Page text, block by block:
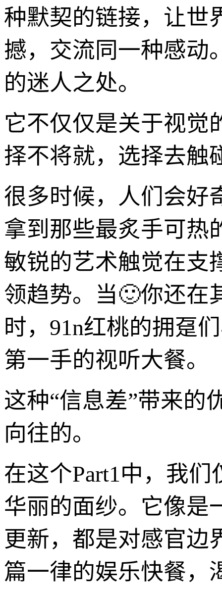
种默契的链接，让世
撼，交流同一种感动
的迷人之处。
它不仅仅是关于视
择不将就，选择去触
很多时候，人们会好
拿到那些最炙手可热
敏锐的艺术触觉在支
领趋势。当🙂你还在
时，91n红桃的拥趸
第一手的视听大餐。
这种“信息差”带来的
向往的。
在这个Part1中，我
华丽的面纱。它像是
更新，都是对感官边
篇一律的娱乐快餐，